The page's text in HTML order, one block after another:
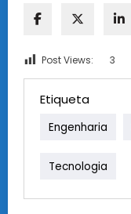
Post Views: 3
Etiqueta
Engenharia
Tecnologia